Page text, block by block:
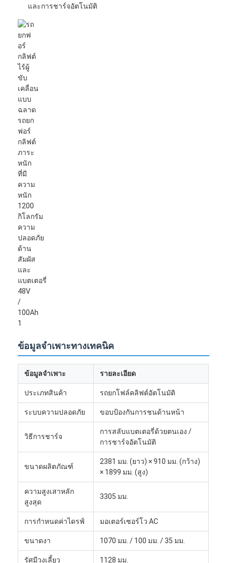
Blog
รถนําทางอัตโนมัติ AGV
เครื่องยกยนต์แบบปัญญา
โรบ็อตเคลื่อนที่แบบอิสระ AMR
ชาซีภายนอก UGV ที่ควบคุมด้วยสายสี่ล้อ
อุปกรณ์ชาร์จรองรับ AGV
ส่วนประกอบของ AGV Mecanum ล้อ ขับ
การขับเคลื่อนการประกอบสเตียร์วอลล์ AGV
การจัดเก็บ AGV การจัดตั้งกลไกยก
กระดานไฟฟ้าพัลเล็ต
อุปกรณ์อัตโนมัติที่ไม่ใช่มาตรฐาน
และการชาร์จอัตโนมัติ
ข้อมูลจำเพาะทางเทคนิค
ข้อมูลจำเพาะ รายละเอียด
ประเภทสินค้า รถยกโฟล์คลิฟต์อัตโนมัติ
ระบบความปลอดภัย ขอบป้องกันการชนด้านหน้า
วิธีการชาร์จ
การสลับแบตเตอรี่ด้วยตนเอง /
การชาร์จอัตโนมัติ
ขนาดผลิตภัณฑ์
2381 มม. (ยาว) × 910 มม. (กว้าง)
× 1899 มม. (สูง)
ความสูงเสาหลัก
สูงสุด
3305 มม.
การกำหนดค่าไดรฟ์ มอเตอร์เซอร์โว AC
ขนาดงา 1070 มม. / 100 มม. / 35 มม.
รัศมีวงเลี้ยว 1128 มม.